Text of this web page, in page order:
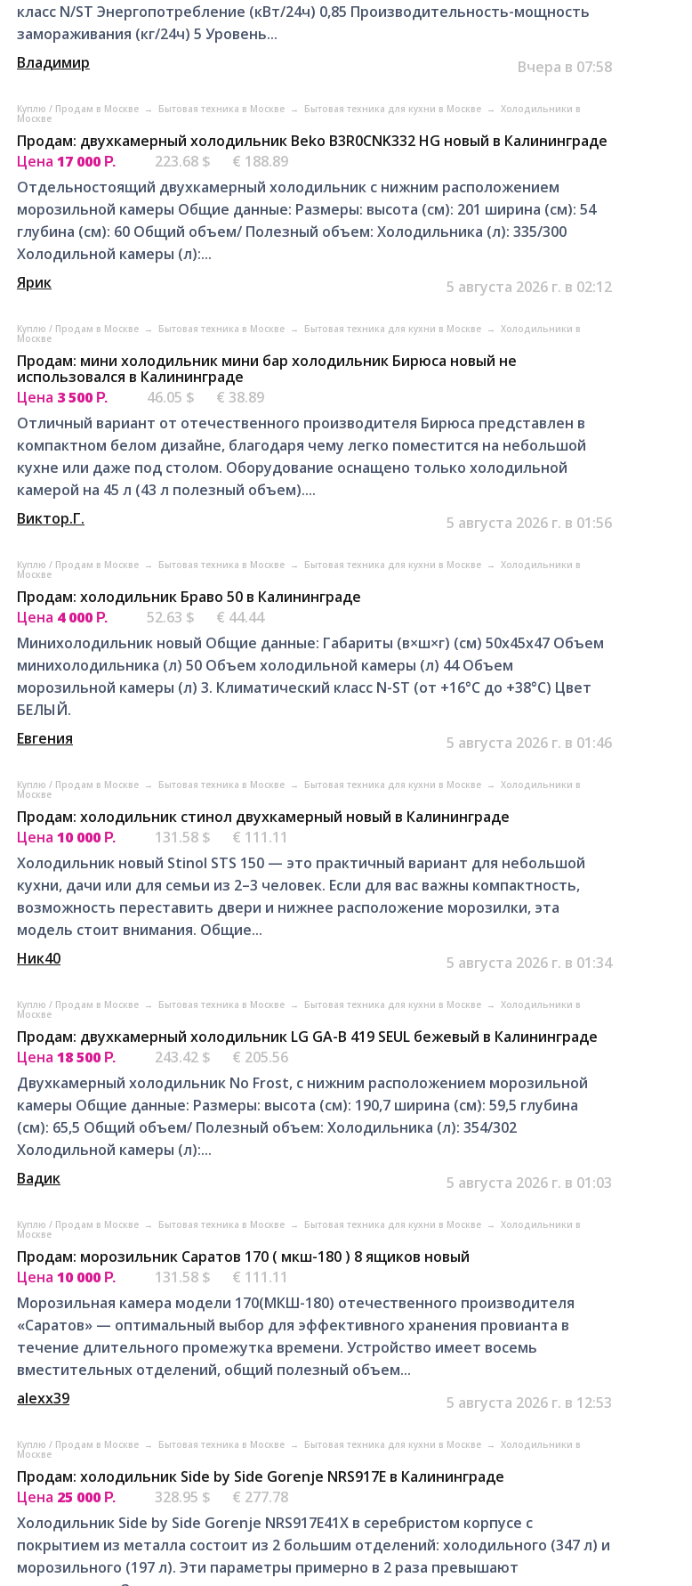
класс N/ST Энергопотребление (кВт/24ч) 0,85 Производительность-мощность
замораживания (кг/24ч) 5 Уровень...
Владимир
Вчера в 07:58
Куплю / Продам в Москве → Бытовая техника в Москве → Бытовая техника для кухни в Москве → Холодильники в
Москве
Продам: двухкамерный холодильник Beko B3R0CNK332 HG новый в Калининграде
Цена 17 000 Р. 223.68 $
€ 188.89
Отдельностоящий двухкамерный холодильник с нижним расположением
морозильной камеры Общие данные: Размеры: высота (см): 201 ширина (см): 54
глубина (см): 60 Общий объем/ Полезный объем: Холодильника (л): 335/300
Холодильной камеры (л):...
Ярик
5 августа 2026 г. в 02:12
Куплю / Продам в Москве → Бытовая техника в Москве → Бытовая техника для кухни в Москве → Холодильники в
Москве
Продам: мини холодильник мини бар холодильник Бирюса новый не
использовался в Калининграде
Цена 3 500 Р. 46.05 $
€ 38.89
Отличный вариант от отечественного производителя Бирюса представлен в
компактном белом дизайне, благодаря чему легко поместится на небольшой
кухне или даже под столом. Оборудование оснащено только холодильной
камерой на 45 л (43 л полезный объем)....
Виктор.Г.
5 августа 2026 г. в 01:56
Куплю / Продам в Москве → Бытовая техника в Москве → Бытовая техника для кухни в Москве → Холодильники в
Москве
Продам: холодильник Браво 50 в Калининграде
Цена 4 000 Р. 52.63 $
€ 44.44
Минихолодильник новый Общие данные: Габариты (в×ш×г) (см) 50х45х47 Объем
минихолодильника (л) 50 Объем холодильной камеры (л) 44 Объем
морозильной камеры (л) 3. Климатический класс N-ST (от +16°С до +38°С) Цвет
БЕЛЫЙ.
Евгения
5 августа 2026 г. в 01:46
Куплю / Продам в Москве → Бытовая техника в Москве → Бытовая техника для кухни в Москве → Холодильники в
Москве
Продам: холодильник стинол двухкамерный новый в Калининграде
Цена 10 000 Р. 131.58 $
€ 111.11
Холодильник новый Stinol STS 150 — это практичный вариант для небольшой
кухни, дачи или для семьи из 2–3 человек. Если для вас важны компактность,
возможность переставить двери и нижнее расположение морозилки, эта
модель стоит внимания. Общие...
Ник40
5 августа 2026 г. в 01:34
Куплю / Продам в Москве → Бытовая техника в Москве → Бытовая техника для кухни в Москве → Холодильники в
Москве
Продам: двухкамерный холодильник LG GA-B 419 SEUL бежевый в Калининграде
Цена 18 500 Р. 243.42 $
€ 205.56
Двухкамерный холодильник No Frost, с нижним расположением морозильной
камеры Общие данные: Размеры: высота (см): 190,7 ширина (см): 59,5 глубина
(см): 65,5 Общий объем/ Полезный объем: Холодильника (л): 354/302
Холодильной камеры (л):...
Вадик
5 августа 2026 г. в 01:03
Куплю / Продам в Москве → Бытовая техника в Москве → Бытовая техника для кухни в Москве → Холодильники в
Москве
Продам: морозильник Саратов 170 ( мкш-180 ) 8 ящиков новый
Цена 10 000 Р. 131.58 $
€ 111.11
Морозильная камера модели 170(МКШ-180) отечественного производителя
«Саратов» — оптимальный выбор для эффективного хранения провианта в
течение длительного промежутка времени. Устройство имеет восемь
вместительных отделений, общий полезный объем...
alexx39
5 августа 2026 г. в 12:53
Куплю / Продам в Москве → Бытовая техника в Москве → Бытовая техника для кухни в Москве → Холодильники в
Москве
Продам: холодильник Side by Side Gorenje NRS917E в Калининграде
Цена 25 000 Р. 328.95 $
€ 277.78
Холодильник Side by Side Gorenje NRS917E41X в серебристом корпусе с
покрытием из металла состоит из 2 большим отделений: холодильного (347 л) и
морозильного (197 л). Эти параметры примерно в 2 раза превышают